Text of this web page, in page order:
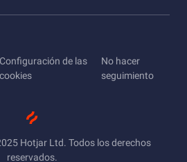
Hotjar Ltd. Todos los derechos
reservados.
Configuración de las
cookies
No hacer
seguimiento